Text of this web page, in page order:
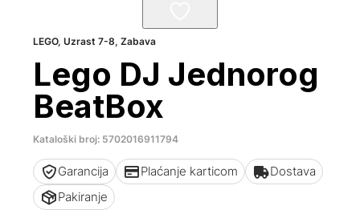
LEGO,Uzrast 7-8,Zabava
Lego DJ Jednorog
BeatBox
Kataloški broj: 5702016911794
Garancija Plaćanje karticom
Dostava
Pakiranje